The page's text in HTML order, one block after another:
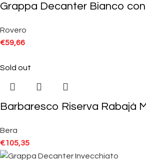
Grappa Decanter Bianco
Rovero
€59,66
Sold out
Barbaresco Riserva Rabajà
Bera
€105,35